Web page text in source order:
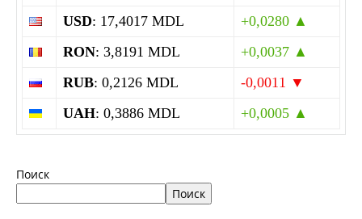
USD: 17,4017 MDL
+0,0280 ▲
RON: 3,8191 MDL
+0,0037 ▲
RUB: 0,2126 MDL
-0,0011 ▼
UAH: 0,3886 MDL +0,0005 ▲
Поиск
Поиск